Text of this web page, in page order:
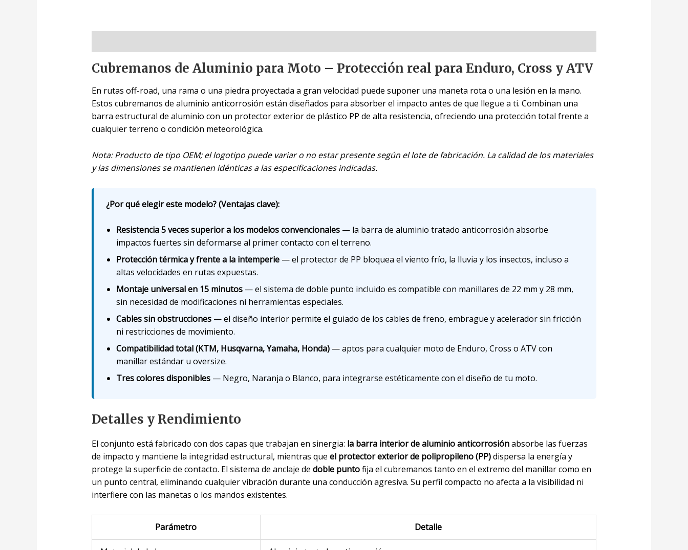
Cubremanos de Aluminio para Moto – Protección real para Enduro, Cross y ATV
En rutas off-road, una rama o una piedra proyectada a gran velocidad puede suponer una maneta rota o una lesión en la mano.
Estos cubremanos de aluminio anticorrosión están diseñados para absorber el impacto antes de que llegue a ti. Combinan una
barra estructural de aluminio con un protector exterior de plástico PP de alta resistencia, ofreciendo una protección total frente a
cualquier terreno o condición meteorológica.
Nota: Producto de tipo OEM; el logotipo puede variar o no estar presente según el lote de fabricación. La calidad de los materiales
y las dimensiones se mantienen idénticas a las especificaciones indicadas.
¿Por qué elegir este modelo? (Ventajas clave):
Resistencia 5 veces superior a los modelos convencionales— la barra de aluminio tratado anticorrosión absorbe
impactos fuertes sin deformarse al primer contacto con el terreno.
Protección térmica y frente a la intemperie— el protector de PP bloquea el viento frío, la lluvia y los insectos, incluso a
altas velocidades en rutas expuestas.
Montaje universal en 15 minutos— el sistema de doble punto incluido es compatible con manillares de 22 mm y 28 mm,
sin necesidad de modificaciones ni herramientas especiales.
Cables sin obstrucciones— el diseño interior permite el guiado de los cables de freno, embrague y acelerador sin fricción
ni restricciones de movimiento.
Compatibilidad total (KTM, Husqvarna, Yamaha, Honda)— aptos para cualquier moto de Enduro, Cross o ATV con
manillar estándar u oversize.
Tres colores disponibles— Negro, Naranja o Blanco, para integrarse estéticamente con el diseño de tu moto.
Detalles y Rendimiento
El conjunto está fabricado con dos capas que trabajan en sinergia: la barra interior de aluminio anticorrosiónabsorbe las fuerzas
de impacto y mantiene la integridad estructural, mientras que el protector exterior de polipropileno (PP)dispersa la energía y
protege la superficie de contacto. El sistema de anclaje de doble puntofija el cubremanos tanto en el extremo del manillar como en
un punto central, eliminando cualquier vibración durante una conducción agresiva. Su perfil compacto no afecta a la visibilidad ni
interfiere con las manetas o los mandos existentes.
Parámetro Detalle